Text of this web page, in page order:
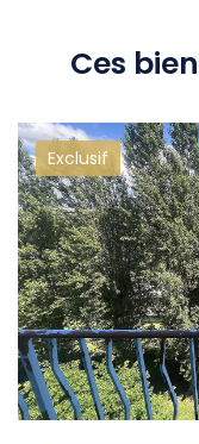
Ces
Exclusif